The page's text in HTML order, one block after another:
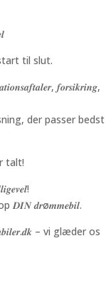
start til slut.
𝒇𝒐𝒓𝒔𝒊𝒌𝒓𝒊𝒏𝒈,
der passer bedst
talt!
𝑫𝑰𝑵 𝒅𝒓ø𝒎𝒎𝒆𝒃𝒊𝒍.
– vi glæder os